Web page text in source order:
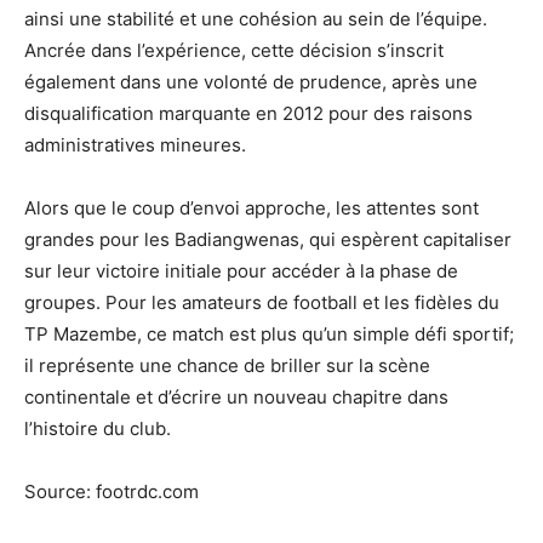
ainsi une stabilité et une cohésion au sein de l’équipe.
Ancrée dans l’expérience, cette décision s’inscrit
également dans une volonté de prudence, après une
disqualification marquante en 2012 pour des raisons
administratives mineures.
Alors que le coup d’envoi approche, les attentes sont
grandes pour les Badiangwenas, qui espèrent capitaliser
sur leur victoire initiale pour accéder à la phase de
groupes. Pour les amateurs de football et les fidèles du
TP Mazembe, ce match est plus qu’un simple défi sportif;
il représente une chance de briller sur la scène
continentale et d’écrire un nouveau chapitre dans
l’histoire du club.
Source: footrdc.com